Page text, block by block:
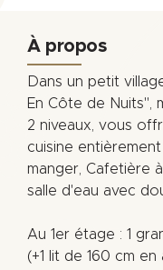
À propos
Dans un petit
En Côte de Nuits",
2 niveaux, vous
cuisine
manger, Cafetière
salle d'eau avec
Au 1er étage : 1
(+1 lit de 160 cm